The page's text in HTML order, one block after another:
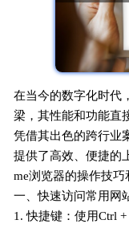
在当今的数字化时代
梁，其性能和功能直
凭借其出色的跨行业
提供了高效、便捷的
me浏览器的操作技巧
一、快速访问常用网
1. 快捷键：使用Ctrl